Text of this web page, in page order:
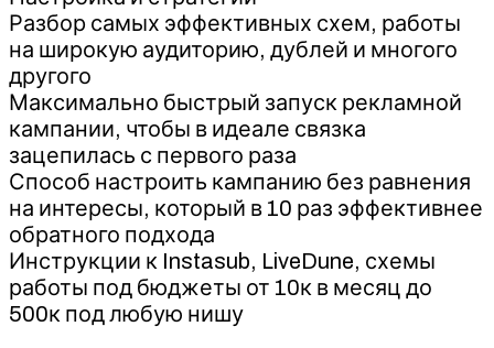
Разбор самых эффективных схем, работы
на широкую аудиторию, дублей и многого
другого
Максимально быстрый запуск рекламной
кампании, чтобы в идеале связка
зацепилась с первого раза
Способ настроить кампанию без равнения
на интересы, который в 10 раз эффективнее
обратного подхода
Инструкции к Instasub, LiveDune, схемы
работы под бюджеты от 10к в месяц до
500к под любую нишу